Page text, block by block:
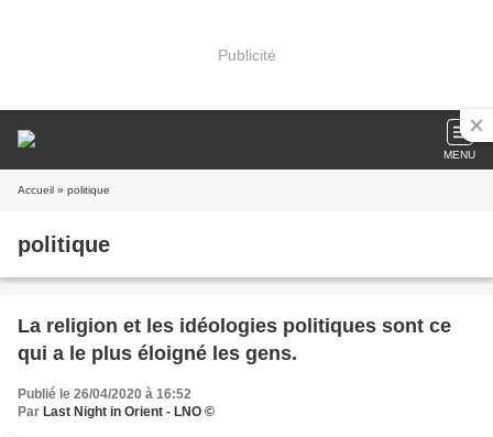
Publicité
MENU
Accueil » politique
politique
La religion et les idéologies politiques sont ce
qui a le plus éloigné les gens.
Publié le 26/04/2020 à 16:52
Par Last Night in Orient - LNO ©